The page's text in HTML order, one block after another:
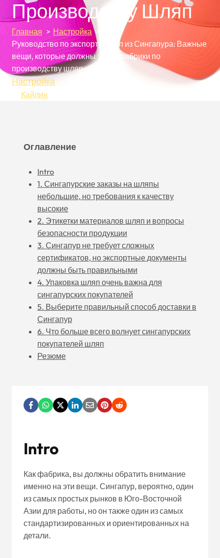
Производству Шляп
Главная
Настройка
Руководство по экспорту шляп из Сингапура: Важные
вещи, которые должны знать фабрики по
производству шляп
Настройка
Кайлин
Оглавление
Intro
1. Сингапурские заказы на шляпы
небольшие, но требования к качеству
высокие
2. Этикетки материалов шляп и вопросы
безопасности продукции
3. Сингапур не требует сложных
сертификатов, но экспортные документы
должны быть правильными
4. Упаковка шляп очень важна для
сингапурских покупателей
5. Выберите правильный способ доставки в
Сингапур
6. Что больше всего волнует сингапурских
покупателей шляп
Резюме
Intro
Как фабрика, вы должны обратить внимание
именно на эти вещи. Сингапур, вероятно, один
из самых простых рынков в Юго-Восточной
Азии для работы, но он также один из самых
стандартизированных и ориентированных на
детали.